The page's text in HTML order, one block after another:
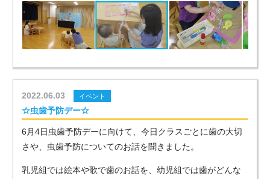
2022.06.03 イベント
☆虫歯予防デー☆
6月4日虫歯予防デーに向けて、今日クラスごとに歯の大切
さや、虫歯予防についてのお話を聞きました。
乳児組では絵本や歌で歯のお話を、幼児組では歯がどんな